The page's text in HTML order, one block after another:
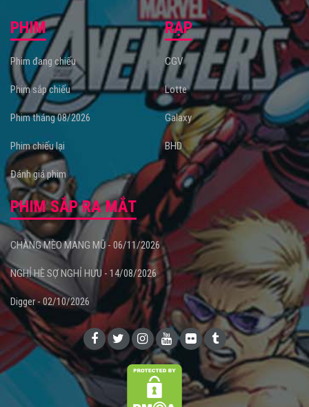
PHIM
Phim đang chiếu
Phim sắp chiếu
Phim tháng 08/2026
Phim chiếu lại
Đánh giá phim
RẠP
CGV
Lotte
Galaxy
BHD
PHIM SẮP RA MẮT
CHÀNG MÈO MANG MŨ - 06/11/2026
NGHỈ HÈ SỢ NGHỈ HƯU - 14/08/2026
Digger - 02/10/2026